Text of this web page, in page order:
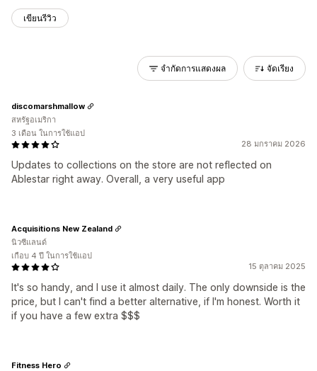
เขียนรีวิว
จำกัดการแสดงผล จัดเรียง
28 มกราคม 2026
Updates to collections on the store are not reflected on
Ablestar right away. Overall, a very useful app
discomarshmallow
สหรัฐอเมริกา
3 เดือน ในการใช้แอป
15 ตุลาคม 2025
It's so handy, and I use it almost daily. The only downside is the
price, but I can't find a better alternative, if I'm honest. Worth it
if you have a few extra $$$
Acquisitions New Zealand
นิวซีแลนด์
เกือบ 4 ปี ในการใช้แอป
Fitness Hero